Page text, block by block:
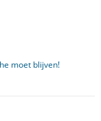
moet blijven!